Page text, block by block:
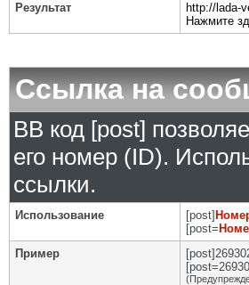
Результат
http://lada-
Нажмите
Ссылка на
BB код [post]
его номер (ID).
ссылки.
Использование [post]
[post=
Пример